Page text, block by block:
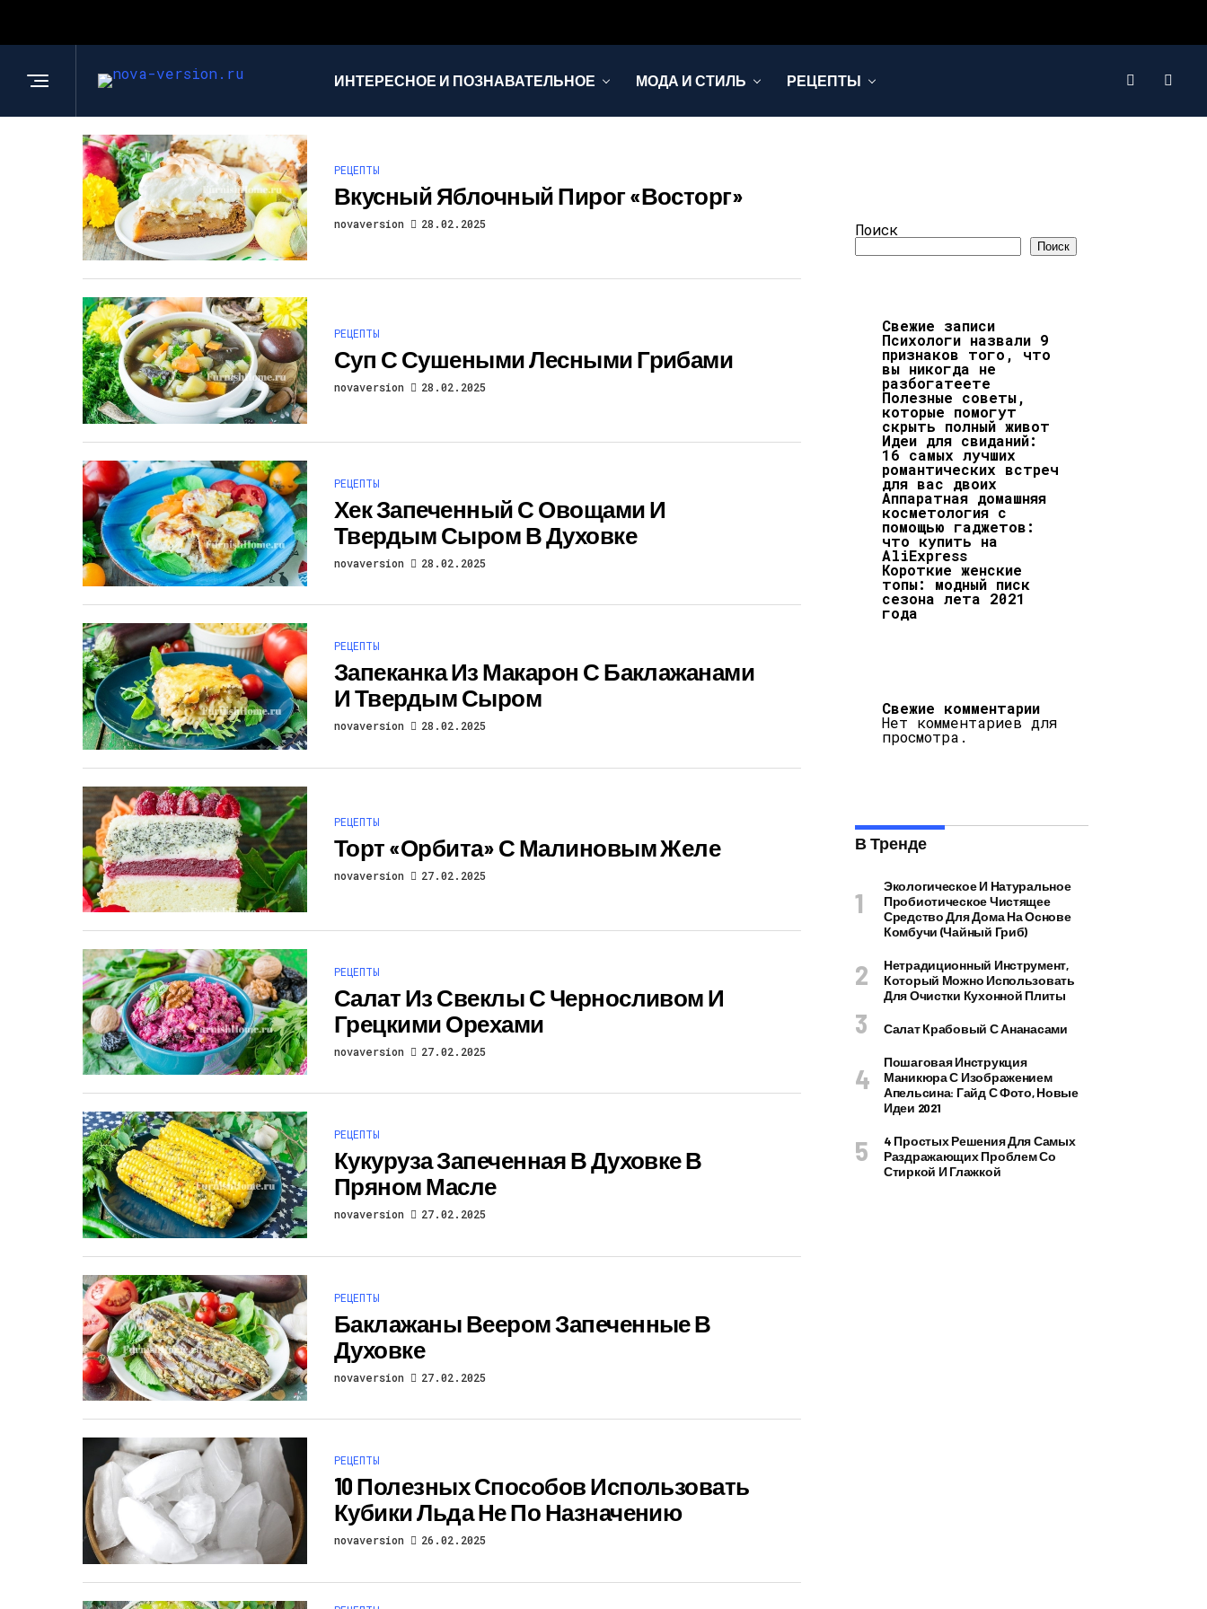
ИНТЕРЕСНОЕ И ПОЗНАВАТЕЛЬНОЕ МОДА И СТИЛЬ РЕЦЕПТЫ
РЕЦЕПТЫ
Вкусный Яблочный Пирог «Восторг»
novaversion 28.02.2025
РЕЦЕПТЫ
Суп С Сушеными Лесными Грибами
novaversion 28.02.2025
РЕЦЕПТЫ
Хек Запеченный С Овощами И
Твердым Сыром В Духовке
novaversion 28.02.2025
РЕЦЕПТЫ
Запеканка Из Макарон С Баклажанами
И Твердым Сыром
novaversion 28.02.2025
РЕЦЕПТЫ
Торт «Орбита» С Малиновым Желе
novaversion 27.02.2025
РЕЦЕПТЫ
Салат Из Свеклы С Черносливом И
Грецкими Орехами
novaversion 27.02.2025
РЕЦЕПТЫ
Кукуруза Запеченная В Духовке В
Пряном Масле
novaversion 27.02.2025
РЕЦЕПТЫ
Баклажаны Веером Запеченные В
Духовке
novaversion 27.02.2025
РЕЦЕПТЫ
10 Полезных Способов Использовать
Кубики Льда Не По Назначению
novaversion 26.02.2025
Поиск
Поиск
Свежие записи
Психологи назвали 9
признаков того, что
вы никогда не
разбогатеете
Полезные советы,
которые помогут
скрыть полный живот
Идеи для свиданий:
16 самых лучших
романтических встреч
для вас двоих
Аппаратная домашняя
косметология с
помощью гаджетов:
что купить на
AliExpress
Короткие женские
топы: модный писк
сезона лета 2021
года
Свежие комментарии
Нет комментариев для
просмотра.
В Тренде
Экологическое И Натуральное
Пробиотическое Чистящее
Средство Для Дома На Основе
Комбучи (чайный Гриб)
Нетрадиционный Инструмент,
Который Можно Использовать
Для Очистки Кухонной Плиты
Салат Крабовый С Ананасами
Пошаговая Инструкция
Маникюра С Изображением
Апельсина: Гайд С Фото, Новые
Идеи 2021
4 Простых Решения Для Самых
Раздражающих Проблем Со
Стиркой И Глажкой